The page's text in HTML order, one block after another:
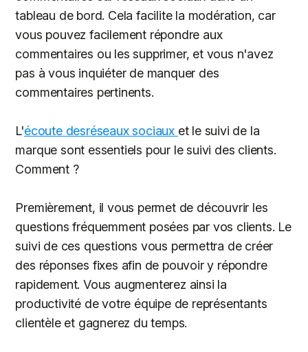
tableau de bord. Cela facilite la modération, car
vous pouvez facilement répondre aux
commentaires ou les supprimer, et vous n'avez
pas à vous inquiéter de manquer des
commentaires pertinents.
L'écoute desréseaux sociaux et le suivi de la
marque sont essentiels pour le suivi des clients.
Comment ?
Premièrement, il vous permet de découvrir les
questions fréquemment posées par vos clients. Le
suivi de ces questions vous permettra de créer
des réponses fixes afin de pouvoir y répondre
rapidement. Vous augmenterez ainsi la
productivité de votre équipe de représentants
clientèle et gagnerez du temps.